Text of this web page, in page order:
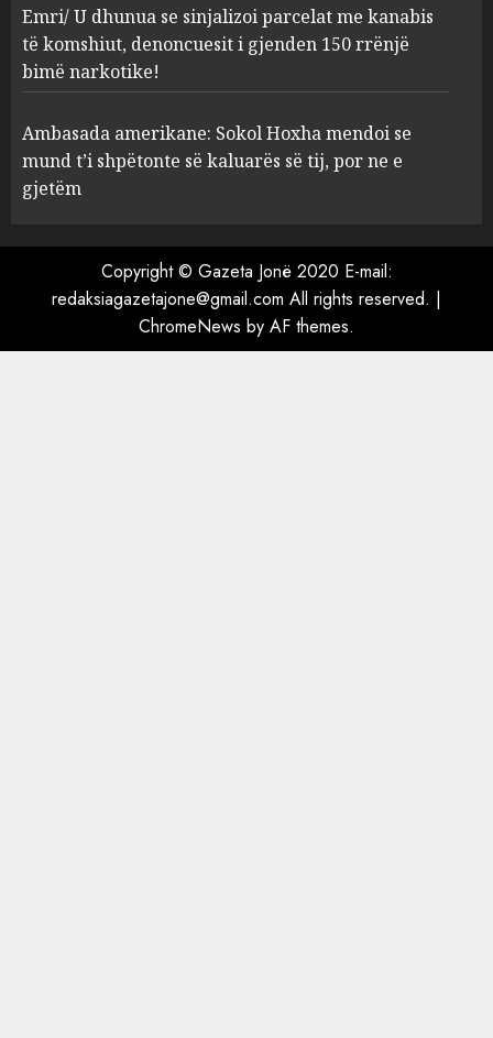
Emri/ U dhunua se sinjalizoi
parcelat me kanabis të
komshiut, denoncuesit i
gjenden 150 rrënjë bimë
AUGUST 7, 2026
AUGUST 7, 2026
Emri/ U dhunua se sinjalizoi parcelat me kanabis
të komshiut, denoncuesit i gjenden 150 rrënjë
bimë narkotike!
Ambasada amerikane: Sokol Hoxha mendoi se
mund t’i shpëtonte së kaluarës së tij, por ne e
gjetëm
Copyright © Gazeta Jonë 2020 E-mail:
redaksiagazetajone@gmail.com All rights reserved. |
ChromeNews by AF themes.